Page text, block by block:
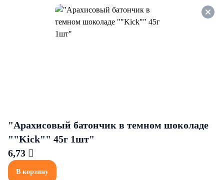
Оформляйте заказ НА
САМОВЫВОЗ и получайте
СКИДКУ 7%
"Арахисовый батончик в темном шоколаде
""Kick"" 45г 1шт"
6,73 
В корзину